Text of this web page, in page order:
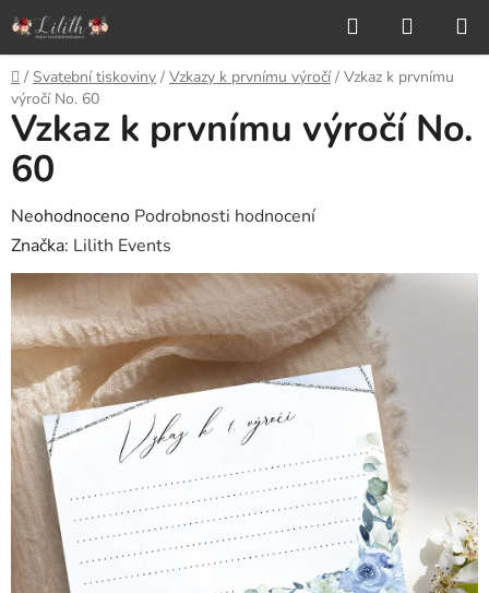
Přejít
na
obsah
Hledat
KOŠÍK
Domů
/ Svatební tiskoviny / Vzkazy k prvnímu výročí / Vzkaz k prvnímu
výročí No. 60
Vzkaz k prvnímu výročí No.
60
Průměrné
hodnocení
produktu
je
0,0
5
hvězdiček.
Neohodnoceno Podrobnosti hodnocení
Značka: Lilith Events